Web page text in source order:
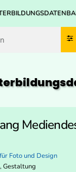
Zum
Zum
Zur
Zur
Foto und Design
Gestaltung